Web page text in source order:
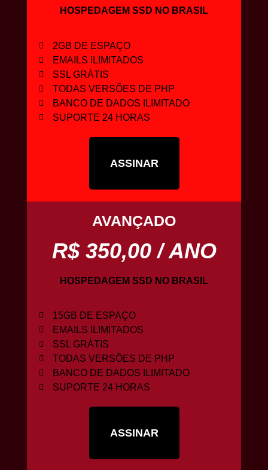
HOSPEDAGEM SSD NO BRASIL
2GB DE ESPAÇO
EMAILS ILIMITADOS
SSL GRÁTIS
TODAS VERSÕES DE PHP
BANCO DE DADOS ILIMITADO
SUPORTE 24 HORAS
ASSINAR
AVANÇADO
R$ 350,00 / ANO
HOSPEDAGEM SSD NO BRASIL
15GB DE ESPAÇO
EMAILS ILIMITADOS
SSL GRÁTIS
TODAS VERSÕES DE PHP
BANCO DE DADOS ILIMITADO
SUPORTE 24 HORAS
ASSINAR